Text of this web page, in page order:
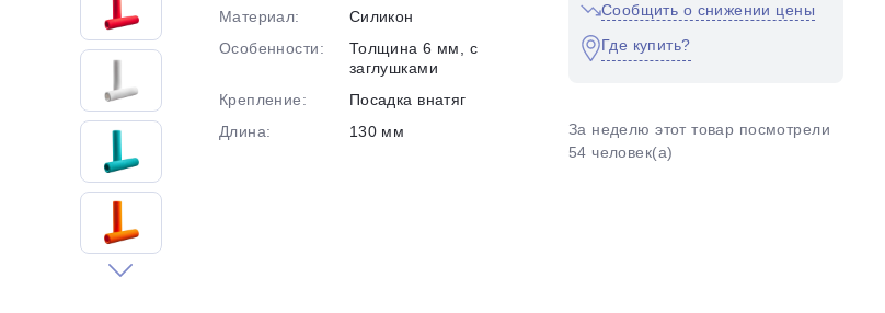
Материал:
Силикон
Особенности:
Толщина 6 мм, с
заглушками
Крепление:
Посадка внатяг
Длина:
130 мм
Сообщить о снижении цены
Где купить?
За неделю этот товар посмотрели
54 человек(а)
товарыв корзину
сегодня только